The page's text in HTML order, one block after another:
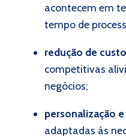
acontecem em
tempo de
redução de
competitivas
negócios;
personalização
adaptadas às